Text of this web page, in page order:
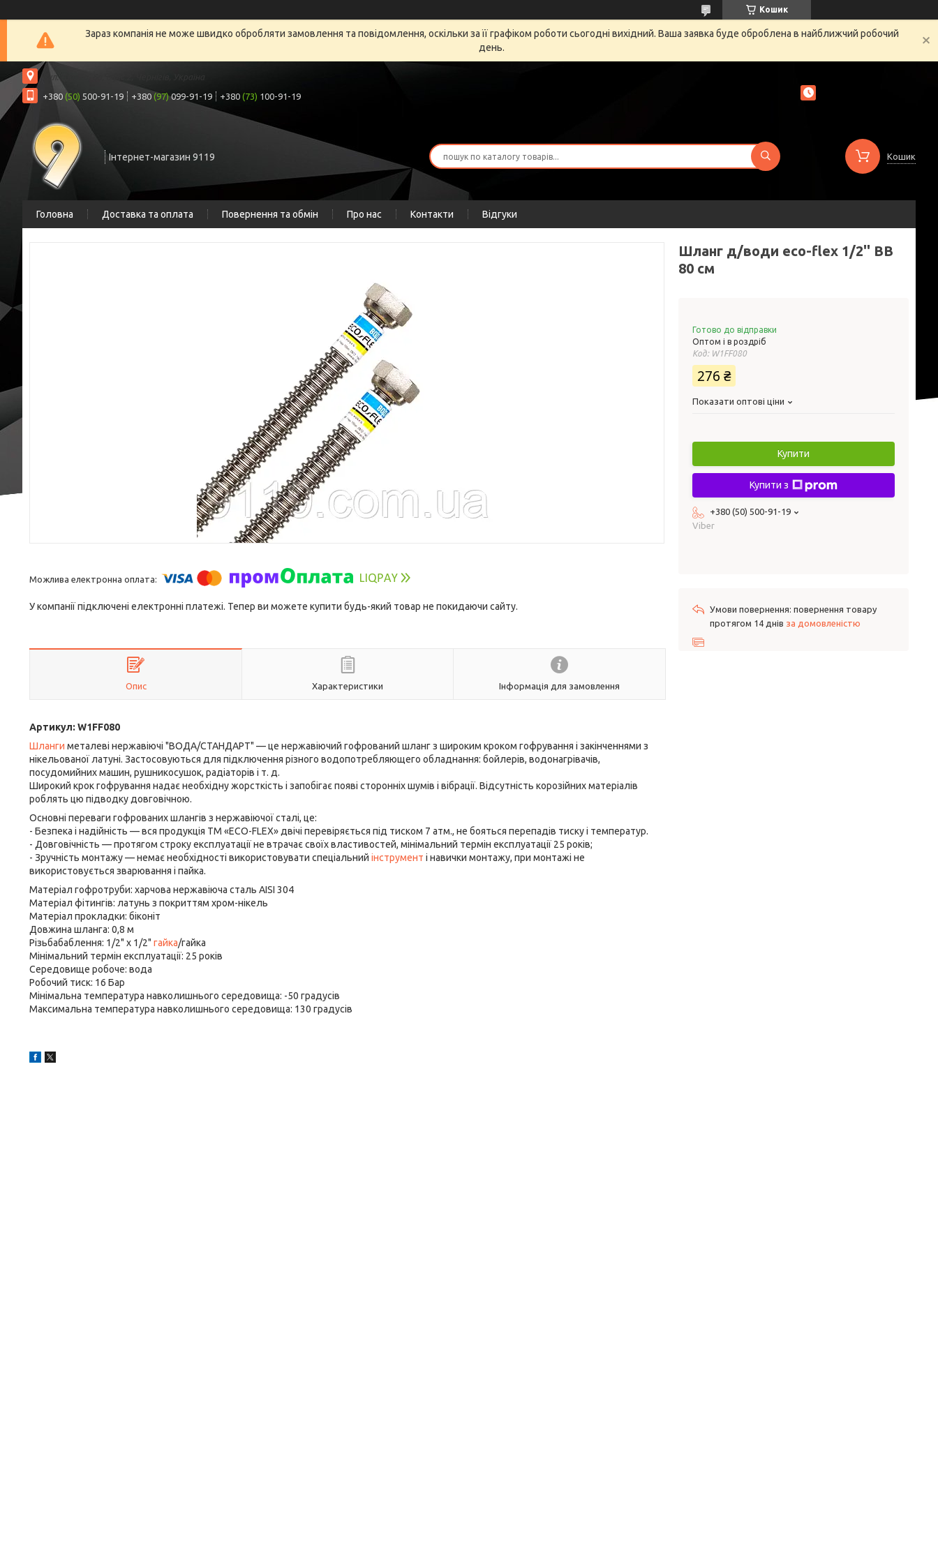
Кошик
Зараз компанія не може швидко обробляти замовлення та повідомлення, оскільки за її графіком роботи сьогодні вихідний. Ваша заявка буде оброблена в найближчий робочий
день.
вул. Шрага, 6а, офіс 2, Чернігів, Україна
+380 (50) 500-91-19 +380 (97)099-91-19 +380 (73) 100-91-19
Інтернет-магазин 9119 Кошик
Головна Доставка та оплата Повернення та обмін Про нас Контакти Відгуки
У компанії підключені електронні платежі. Тепер ви можете купити будь-який товар не покидаючи сайту.
Опис Характеристики Інформація для замовлення
Артикул: W1FF080
Шланги металеві нержавіючі "ВОДА/СТАНДАРТ" — це нержавіючий гофрований шланг з широким кроком гофрування і закінченнями з
нікельованої латуні. Застосовуються для підключення різного водопотребляющего обладнання: бойлерів, водонагрівачів,
посудомийних машин, рушникосушок, радіаторів і т. д.
Широкий крок гофрування надає необхідну жорсткість і запобігає появі сторонніх шумів і вібрації. Відсутність корозійних матеріалів
роблять цю підводку довговічною.
Основні переваги гофрованих шлангів з нержавіючої сталі, це:
- Безпека і надійність — вся продукція ТМ «ЕСО-FLEX» двічі перевіряється під тиском 7 атм., не бояться перепадів тиску і температур.
- Довговічність — протягом строку експлуатації не втрачає своїх властивостей, мінімальний термін експлуатації 25 років;
- Зручність монтажу — немає необхідності використовувати спеціальний інструмент і навички монтажу, при монтажі не
використовується зварювання і пайка.
Матеріал гофротруби: харчова нержавіюча сталь AISI 304
Матеріал фітингів: латунь з покриттям хром-нікель
Матеріал прокладки: біконіт
Довжина шланга: 0,8 м
Різьбабаблення: 1/2" х 1/2" гайка/гайка
Мінімальний термін експлуатації: 25 років
Середовище робоче: вода
Робочий тиск: 16 Бар
Мінімальна температура навколишнього середовища: -50 градусів
Максимальна температура навколишнього середовища: 130 градусів
Шланг д/води eco-flex 1/2'' ВВ
80 см
Готово до відправки
Оптом і в роздріб
Код: W1FF080
276 ₴
Показати оптові ціни
Купити
Купити з
+380 (50) 500-91-19
Viber
повернення товару
протягом 14 днів за домовленістю